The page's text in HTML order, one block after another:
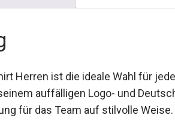
Herren ist die ideale Wahl für
auffälligen Logo- und
für das Team auf